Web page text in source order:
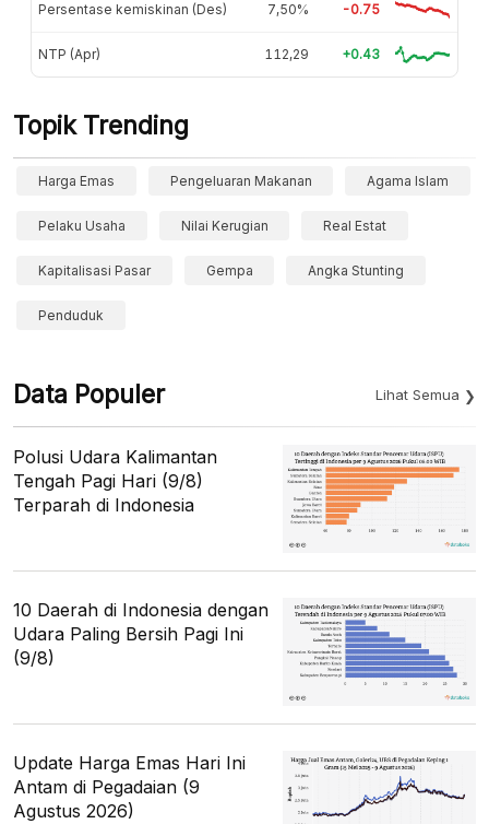
Persentase kemiskinan (Des) 7,50% -0.75
NTP (Apr) 112,29 +0.43
Topik Trending
Harga Emas Pengeluaran Makanan Agama Islam
Pelaku Usaha Nilai Kerugian Real Estat
Kapitalisasi Pasar Gempa Angka Stunting
Penduduk
Data Populer Lihat Semua
Polusi Udara Kalimantan
Tengah Pagi Hari (9/8)
Terparah di Indonesia
10 Daerah di Indonesia dengan
Udara Paling Bersih Pagi Ini
(9/8)
Update Harga Emas Hari Ini
Antam di Pegadaian (9
Agustus 2026)